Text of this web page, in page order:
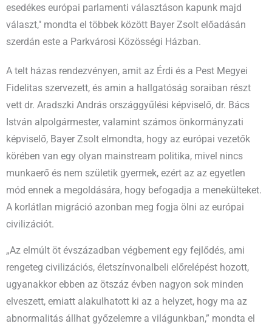
esedékes európai parlamenti választáson kapunk majd
választ," mondta el többek között Bayer Zsolt előadásán
szerdán este a Parkvárosi Közösségi Házban.
A telt házas rendezvényen, amit az Érdi és a Pest Megyei
Fidelitas szervezett, és amin a hallgatóság soraiban részt
vett dr. Aradszki András országgyűlési képviselő, dr. Bács
István alpolgármester, valamint számos önkormányzati
képviselő, Bayer Zsolt elmondta, hogy az európai vezetők
körében van egy olyan mainstream politika, mivel nincs
munkaerő és nem születik gyermek, ezért az az egyetlen
mód ennek a megoldására, hogy befogadja a menekülteket.
A korlátlan migráció azonban meg fogja ölni az európai
civilizációt.
„Az elmúlt öt évszázadban végbement egy fejlődés, ami
rengeteg civilizációs, életszínvonalbeli előrelépést hozott,
ugyanakkor ebben az ötszáz évben nagyon sok minden
elveszett, emiatt alakulhatott ki az a helyzet, hogy ma az
abnormalitás állhat győzelemre a világunkban,” mondta el